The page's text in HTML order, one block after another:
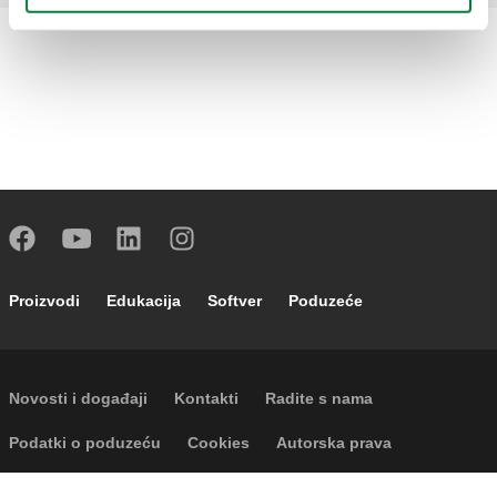
Footer main navigation
Proizvodi Edukacija Softver Poduzeće
Footer secondary navigation
Novosti i događaji Kontakti Radite s nama
Footer menu
Podatki o poduzeću Cookies Autorska prava